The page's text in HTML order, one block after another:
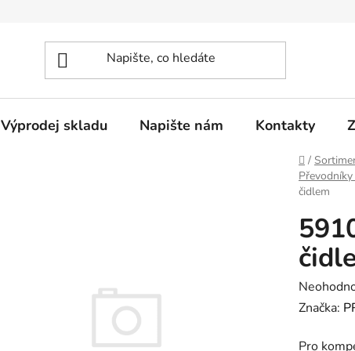
Výprodej skladu Napište nám Kontakty
Domů
/
čidlem
Průměrné
hodnocení
Značka:
Pro